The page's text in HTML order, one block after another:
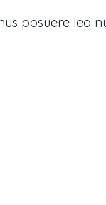
posuere leo